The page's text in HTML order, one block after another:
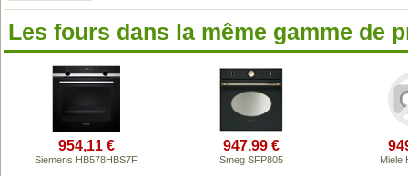
Les fours dans la même gamme de
954,11 €
Siemens HB578HBS7F
947,99 €
Smeg SFP805 Miele